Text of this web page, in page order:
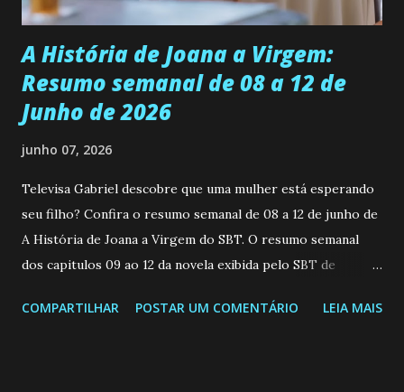
A História de Joana a Virgem:
Resumo semanal de 08 a 12 de
Junho de 2026
junho 07, 2026
Televisa Gabriel descobre que uma mulher está esperando
seu filho? Confira o resumo semanal de 08 a 12 de junho de
A História de Joana a Virgem do SBT. O resumo semanal
dos capitulos 09 ao 12 da novela exibida pelo SBT de
a Programação Semanal do SBT de 08/06/26 a 14/06/26
COMPARTILHAR POSTAR UM COMENTÁRIO LEIA MAIS